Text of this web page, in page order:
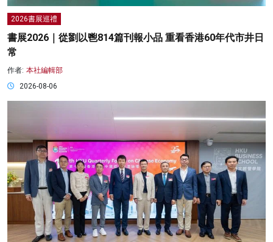
2026書展巡禮
書展2026｜從劉以鬯814篇刊報小品 重看香港60年代市井日
常
作者: 本社編輯部
2026-08-06